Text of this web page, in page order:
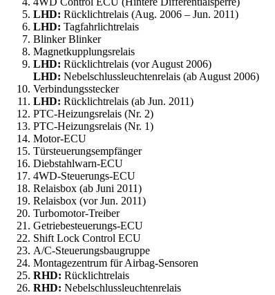
LHD: Rücklichtrelais (Aug. 2006 – Jun. 2011)
LHD: Tagfahrlichtrelais
Blinker Blinker
Magnetkupplungsrelais
LHD: Rücklichtrelais (vor August 2006)
LHD: Nebelschlussleuchtenrelais (ab August 2006)
Verbindungsstecker
LHD: Rücklichtrelais (ab Jun. 2011)
PTC-Heizungsrelais (Nr. 2)
PTC-Heizungsrelais (Nr. 1)
Motor-ECU
Türsteuerungsempfänger
Diebstahlwarn-ECU
4WD-Steuerungs-ECU
Relaisbox (ab Juni 2011)
Relaisbox (vor Jun. 2011)
Turbomotor-Treiber
Getriebesteuerungs-ECU
Shift Lock Control ECU
A/C-Steuerungsbaugruppe
Montagezentrum für Airbag-Sensoren
RHD: Rücklichtrelais
RHD: Nebelschlussleuchtenrelais